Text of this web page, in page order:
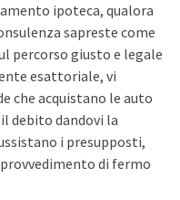
ipoteca, qualora
sapreste come
percorso giusto e legale
esattoriale, vi
che acquistano le auto
debito dandovi la
i presupposti,
di fermo